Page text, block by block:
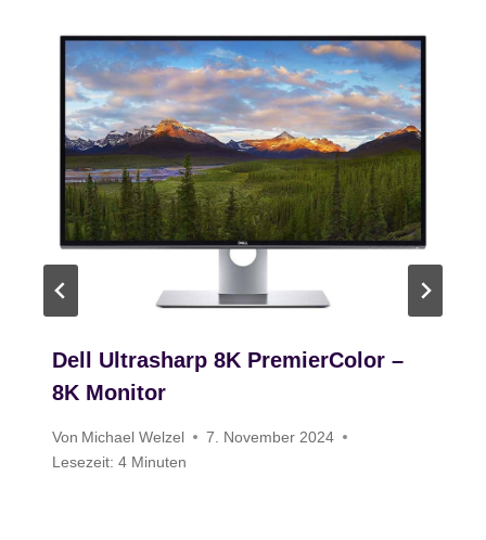
Dell Ultrasharp 8K PremierColor –
8K Monitor
Von Michael Welzel
7. November 2024
Lesezeit: 4 Minuten